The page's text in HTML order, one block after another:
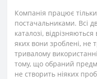
Компанія працює
постачальниками. Всі
каталозі,
яких вони зроблені, не
тривалому
тому, що обраний
не створить ніяких